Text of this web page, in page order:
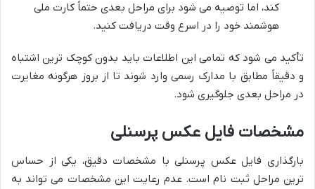
کند، اما توصیه می شود برای مراحل بعدی حتماً کارت ملی
هوشمند خود را در اسرع وقت دریافت کنید.
تأکید می شود که تمامی این اطلاعات باید بدون کوچک ترین اشتباه
و دقیقاً مطابق با مدارک رسمی وارد شوند تا از بروز هرگونه مغایرت
در مراحل بعدی جلوگیری شود.
مشخصات فایل عکس پرسنلی
بارگذاری فایل عکس پرسنلی با مشخصات دقیق، یکی از حساس
ترین مراحل ثبت نام است. عدم رعایت این مشخصات می تواند به